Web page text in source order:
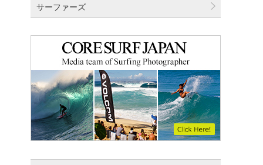
四国
沖縄
サーファーズ